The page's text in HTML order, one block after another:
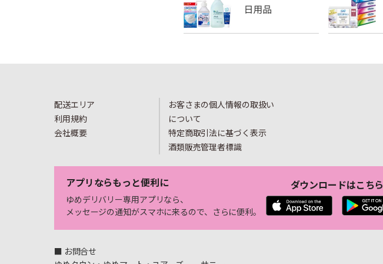
配送エリア
利用規約
会社概要
お客さまの個人情報の取扱い
について
特定商取引法に基づく表示
酒類販売管理者標識
アプリならもっと便利に
ゆめデリバリー専用アプリなら、
メッセージの通知がスマホに来るので、さらに便利。
ダウンロードはこちら
■ お問合せ